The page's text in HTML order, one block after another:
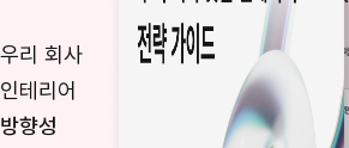
우리 회사
인테리어
방향성